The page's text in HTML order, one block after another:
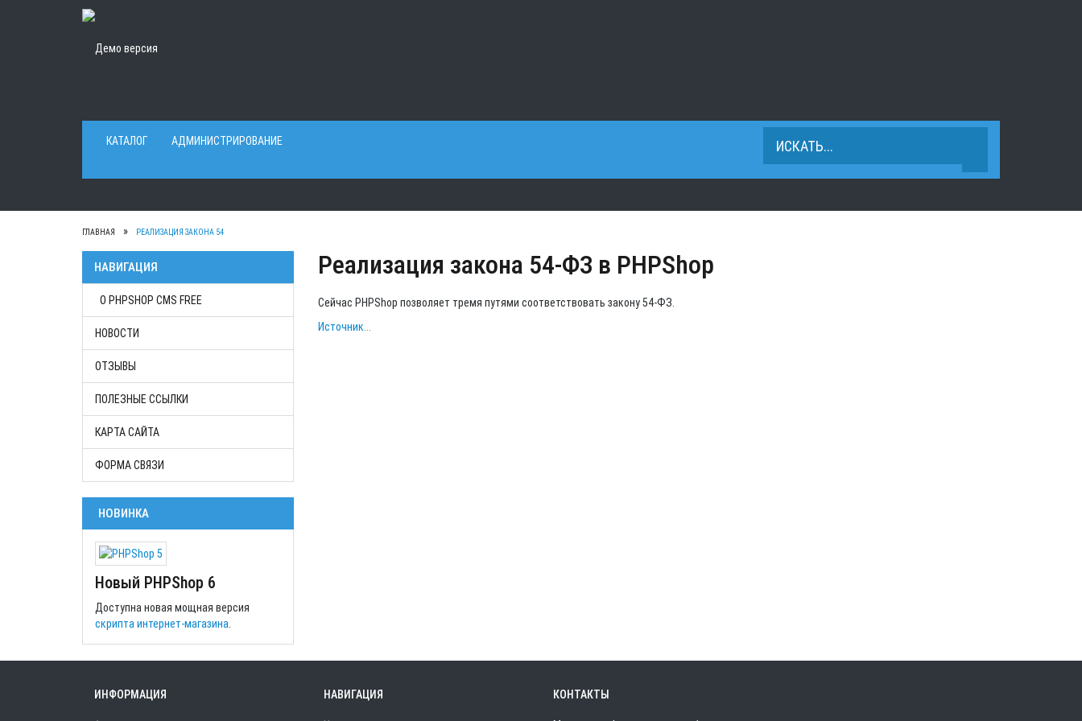
КАТАЛОГ АДМИНИСТРИРОВАНИЕ
ГЛАВНАЯ РЕАЛИЗАЦИЯ ЗАКОНА 54
НАВИГАЦИЯ
О PHPSHOP CMS FREE
НОВОСТИ
ОТЗЫВЫ
ПОЛЕЗНЫЕ ССЫЛКИ
КАРТА САЙТА
ФОРМА СВЯЗИ
НОВИНКА
Новый PHPShop 6
Доступна новая мощная версия
скрипта интернет-магазина
Реализация закона 54-ФЗ в PHPShop
Сейчас PHPShop позволяет тремя путями соответствовать закону 54-ФЗ.
Источник...
ИНФОРМАЦИЯ НАВИГАЦИЯ КОНТАКТЫ